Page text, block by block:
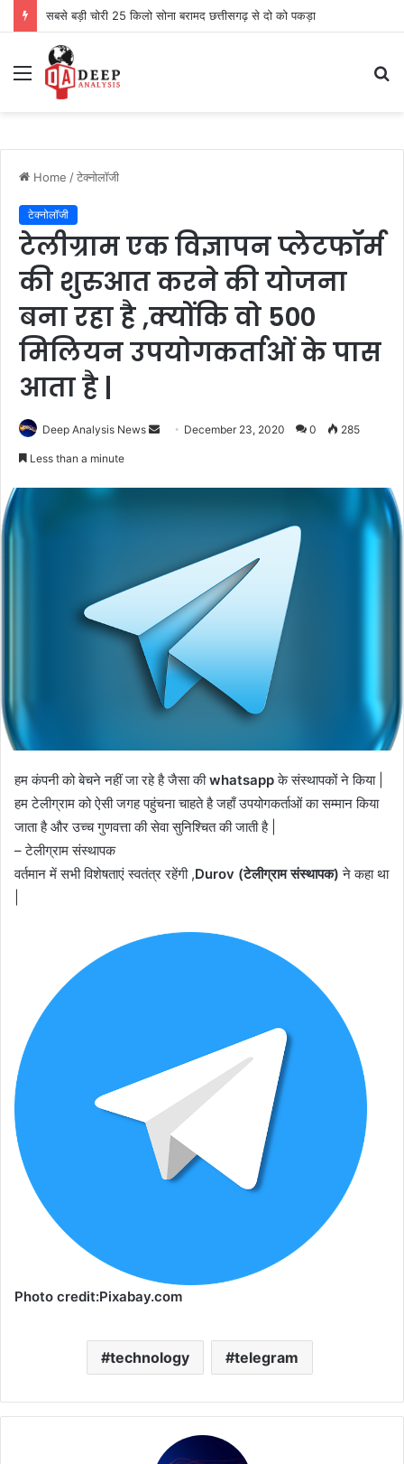
सबसे बड़ी चोरी 25 किलो सोना बरामद छत्तीसगढ़ से दो को पकड़ा
Menu
Home /टेक्नोलॉजी
टेक्नोलॉजी
टेलीग्राम एक विज्ञापन प्लेटफॉर्म
की शुरुआत करने की योजना
बना रहा है ,क्योंकि वो 500
मिलियन उपयोगकर्ताओं के पास
आता है |
Deep Analysis News
Send December 23, 2020 0 285
Less than a minute
हम कंपनी को बेचने नहीं जा रहे है जैसा कीwhatsappके संस्थापकों ने किया |
हम टेलीग्राम को ऐसी जगह पहुंचना चाहते है जहाँ उपयोगकर्ताओं का सम्मान किया
जाता है और उच्च गुणवत्ता की सेवा सुनिश्चित की जाती है |
– टेलीग्राम संस्थापक
वर्तमान में सभी विशेषताएं स्वतंत्र रहेंगी ,Durov (टेलीग्राम संस्थापक)ने कहा था
Photo credit:Pixabay.com
technology telegram